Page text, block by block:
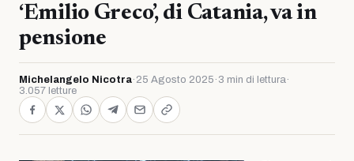
‘Emilio Greco’, di Catania, va in
pensione
Michelangelo Nicotra· 25 Agosto 2025 · 3 min di lettura·
3.057 letture